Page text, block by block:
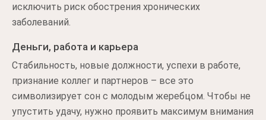
исключить риск обострения хронических
заболеваний.
Деньги, работа и карьера
Стабильность, новые должности, успехи в работе,
признание коллег и партнеров – все это
символизирует сон с молодым жеребцом. Чтобы не
упустить удачу, нужно проявить максимум внимания